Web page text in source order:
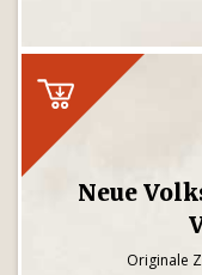
Neue
Originale